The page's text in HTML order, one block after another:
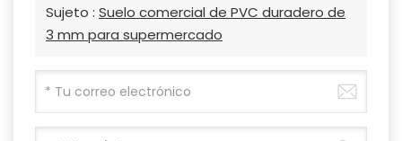
Sujeto : Suelo comercial de PVC duradero de
3 mm para supermercado